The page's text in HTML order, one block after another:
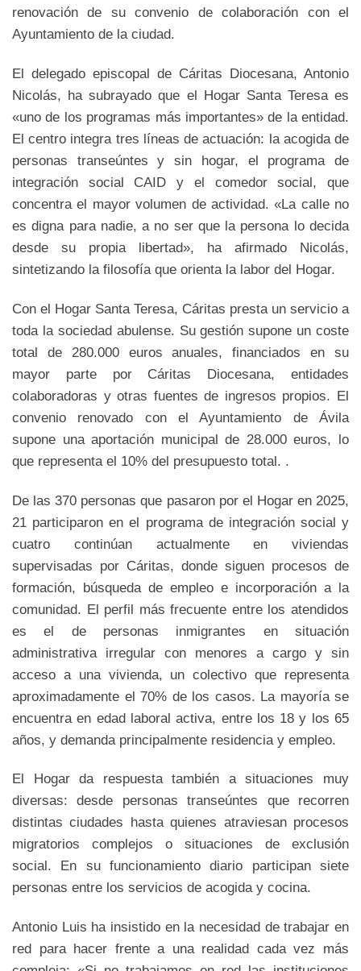
renovación de su convenio de colaboración con el
Ayuntamiento de la ciudad.
El delegado episcopal de Cáritas Diocesana, Antonio
Nicolás, ha subrayado que el Hogar Santa Teresa es
«uno de los programas más importantes» de la entidad.
El centro integra tres líneas de actuación: la acogida de
personas transeúntes y sin hogar, el programa de
integración social CAID y el comedor social, que
concentra el mayor volumen de actividad. «La calle no
es digna para nadie, a no ser que la persona lo decida
desde su propia libertad», ha afirmado Nicolás,
sintetizando la filosofía que orienta la labor del Hogar.
Con el Hogar Santa Teresa, Cáritas presta un servicio a
toda la sociedad abulense. Su gestión supone un coste
total de 280.000 euros anuales, financiados en su
mayor parte por Cáritas Diocesana, entidades
colaboradoras y otras fuentes de ingresos propios. El
convenio renovado con el Ayuntamiento de Ávila
supone una aportación municipal de 28.000 euros, lo
que representa el 10% del presupuesto total. .
De las 370 personas que pasaron por el Hogar en 2025,
21 participaron en el programa de integración social y
cuatro continúan actualmente en viviendas
supervisadas por Cáritas, donde siguen procesos de
formación, búsqueda de empleo e incorporación a la
comunidad. El perfil más frecuente entre los atendidos
es el de personas inmigrantes en situación
administrativa irregular con menores a cargo y sin
acceso a una vivienda, un colectivo que representa
aproximadamente el 70% de los casos. La mayoría se
encuentra en edad laboral activa, entre los 18 y los 65
años, y demanda principalmente residencia y empleo.
El Hogar da respuesta también a situaciones muy
diversas: desde personas transeúntes que recorren
distintas ciudades hasta quienes atraviesan procesos
migratorios complejos o situaciones de exclusión
social. En su funcionamiento diario participan siete
personas entre los servicios de acogida y cocina.
Antonio Luis ha insistido en la necesidad de trabajar en
red para hacer frente a una realidad cada vez más